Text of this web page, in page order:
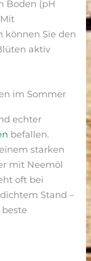
Boden (pH
können Sie den
aktiv
im Sommer
echter
befallen.
starken
mit Neemöl
oft bei
Stand –